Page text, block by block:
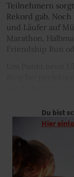
Teilnehmern
Rekord gab.
und Läufer auf
Marathon,
Friendship Run
Du bist
Hier